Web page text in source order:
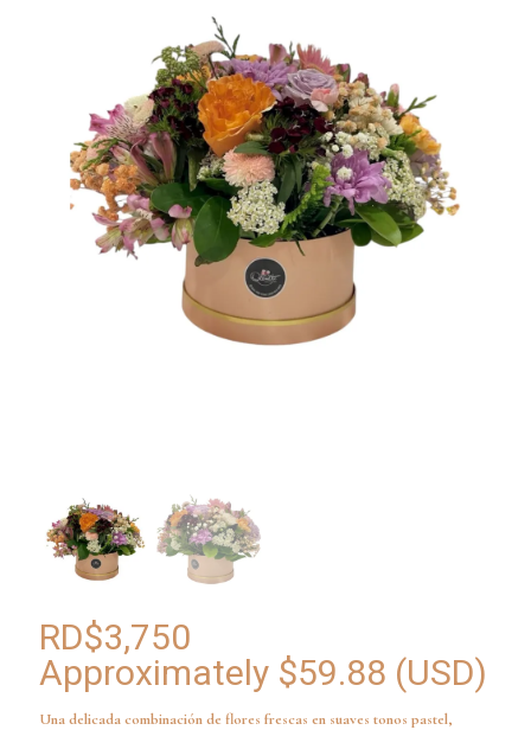
RD$3,750
Approximately $59.88 (USD)
Una delicada combinación de flores frescas en suaves tonos pastel,